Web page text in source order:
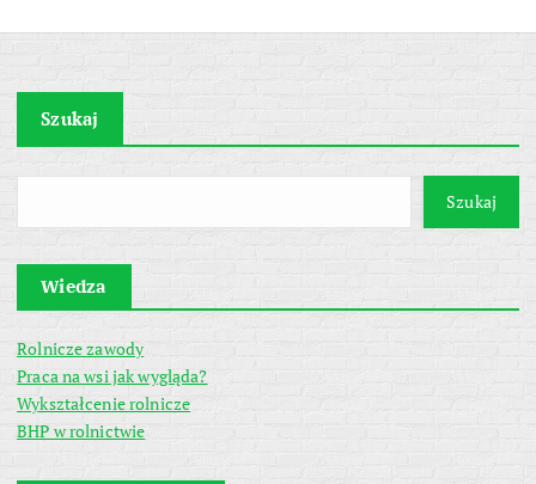
Szukaj
Szukaj
Wiedza
Rolnicze zawody
Praca na wsi jak wygląda?
Wykształcenie rolnicze
BHP w rolnictwie